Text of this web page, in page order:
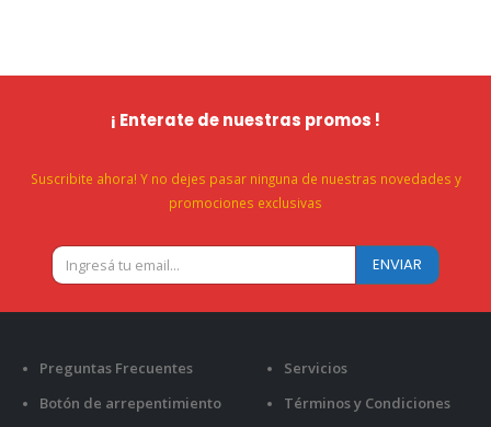
¡ Enterate de nuestras promos !
Suscribite ahora! Y no dejes pasar ninguna de nuestras novedades y
promociones exclusivas
Preguntas Frecuentes
Botón de arrepentimiento
Servicios
Términos y Condiciones